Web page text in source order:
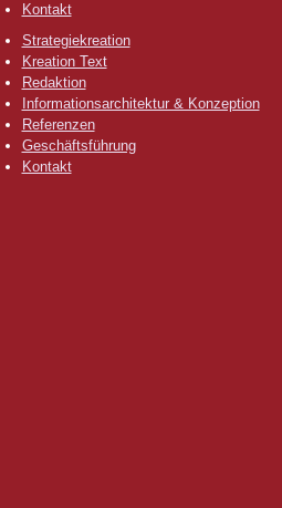
Kontakt
Strategiekreation
Kreation Text
Redaktion
Informationsarchitektur & Konzeption
Referenzen
Geschäftsführung
Kontakt